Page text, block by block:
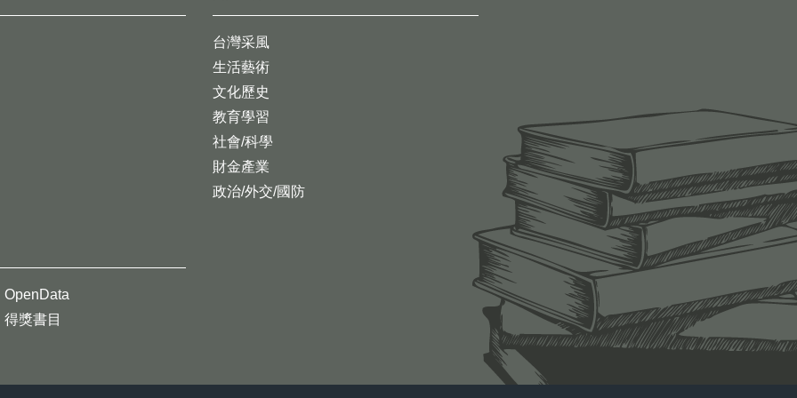
台灣采風
生活藝術
文化歷史
教育學習
社會/科學
財金產業
政治/外交/國防
OpenData
得獎書目